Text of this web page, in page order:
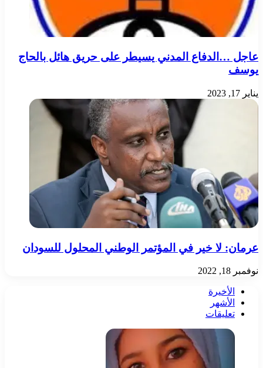
عاجل …الدفاع المدني يسيطر على حريق هائل بالحاج
يوسف
يناير 17, 2023
عرمان: لا خير في المؤتمر الوطني المحلول للسودان
نوفمبر 18, 2022
الأخيرة
الأشهر
تعليقات